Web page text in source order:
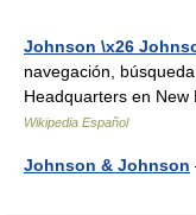
Johnson \x26
navegación,
Headquarters en
Wikipedia Español
Johnson & Johnson